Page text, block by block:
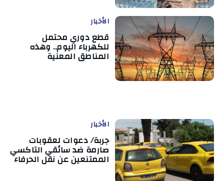
الأخبار
قطع دوري محتمل
للكهرباء اليوم.. وهذه
المناطق المعنية
الأخبار
جربة/ دعوات لعقوبات
صارمة ضد سائقي التاكسي
الممتنعين عن نقل الحرفاء